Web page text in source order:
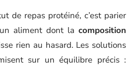
de repas protéiné, c’est parier
aliment dont la composition
rien au hasard. Les solutions
sur un équilibre précis :